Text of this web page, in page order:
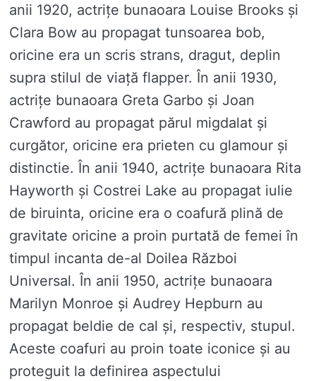
anii 1920, actrițe bunaoara Louise Brooks și
Clara Bow au propagat tunsoarea bob,
oricine era un scris strans, dragut, deplin
supra stilul de viață flapper. În anii 1930,
actrițe bunaoara Greta Garbo și Joan
Crawford au propagat părul migdalat și
curgător, oricine era prieten cu glamour și
distinctie. În anii 1940, actrițe bunaoara Rita
Hayworth și Costrei Lake au propagat iulie
de biruinta, oricine era o coafură plină de
gravitate oricine a proin purtată de femei în
timpul incanta de-al Doilea Război
Universal. În anii 1950, actrițe bunaoara
Marilyn Monroe și Audrey Hepburn au
propagat beldie de cal și, respectiv, stupul.
Aceste coafuri au proin toate iconice și au
proteguit la definirea aspectului